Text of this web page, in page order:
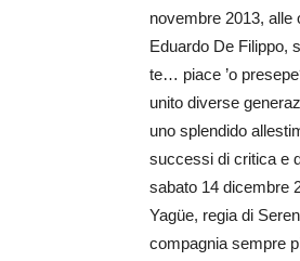
novembre 2013, alle
Eduardo De Filippo,
te… piace ’o
unito diverse
uno splendido
successi di critica e
sabato 14 dicembre
Yagüe, regia di
compagnia sempre